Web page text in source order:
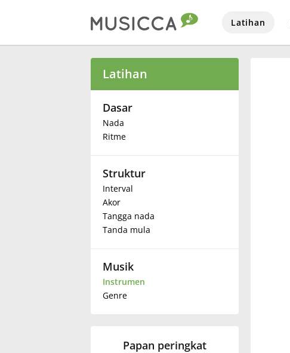
Latihan
Dansk
Deutsch
English
Latihan
Dasar
Nada
Ritme
Struktur
Interval
Akor
Tangga nada
Tanda mula
Musik
Instrumen
Genre
Papan peringkat